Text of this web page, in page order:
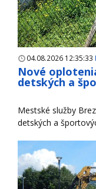
04.08.2026 12:35:33
Nové
detských a
Mestské služby
detských a